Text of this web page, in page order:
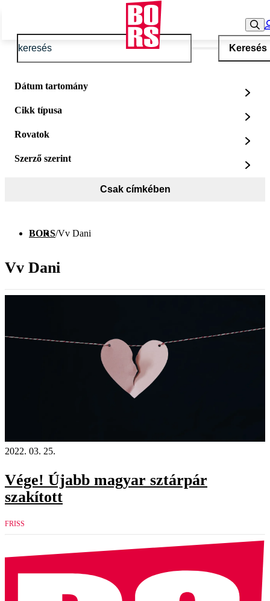
Keresés
Dátum tartomány
Cikk típusa
Rovatok
Szerző szerint
Csak címkében
BORS/Vv Dani
Vv Dani
2022. 03. 25.
Vége! Újabb magyar sztárpár
szakított
FRISS